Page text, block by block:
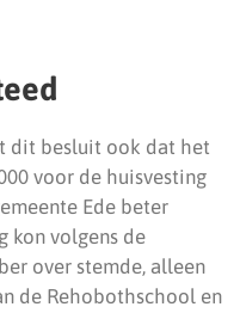
dit besluit ook dat het
voor de huisvesting
Ede beter
kon volgens de
over stemde, alleen
de Rehobothschool en